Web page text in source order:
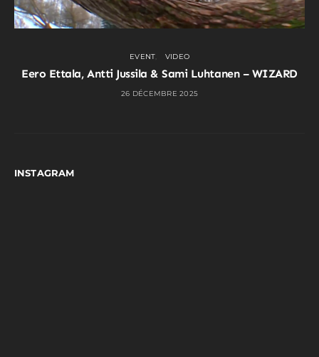
EVENT VIDEO
Eero Ettala, Antti Jussila & Sami Luhtanen – WIZARD
26 DÉCEMBRE 2025
INSTAGRAM